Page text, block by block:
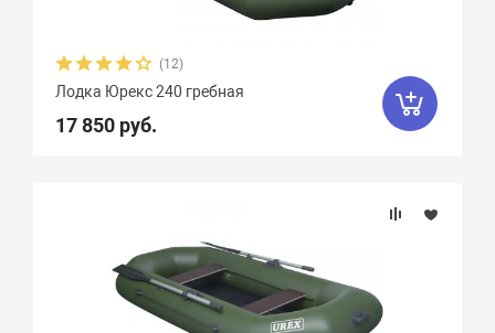
Грузоподъемность
Тип швов
(12)
Лодка Юрекс 240 гребная
17 850 руб.